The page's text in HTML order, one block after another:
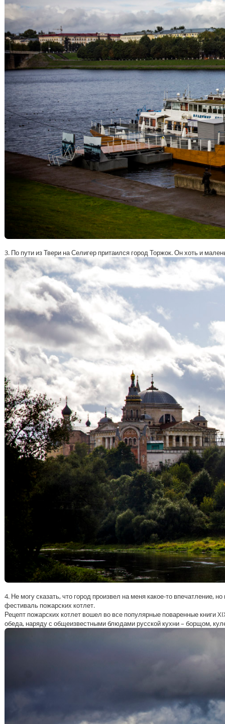
3. По пути из Твери на Селигер притаился город Торжок. Он хоть и
4. Не могу сказать, что город произвел на меня какое-то впечатление,
фестиваль пожарских котлет.
Рецепт пожарских котлет вошел во все популярные поваренные книги
обеда, наряду с общеизвестными блюдами русской кухни – борщом,